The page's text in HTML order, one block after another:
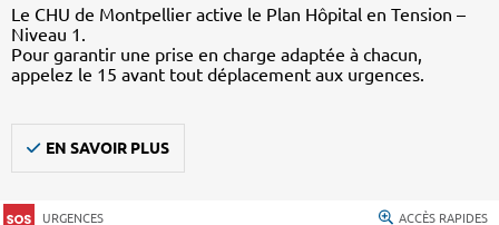
Le CHU de Montpellier active le Plan Hôpital en Tension –
Niveau 1.
Pour garantir une prise en charge adaptée à chacun,
appelez le 15 avant tout déplacement aux urgences.
EN SAVOIR PLUS
URGENCES ACCÈS RAPIDES